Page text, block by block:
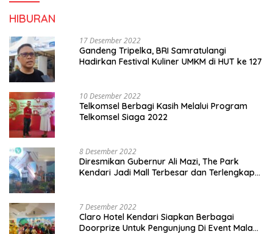
HIBURAN
17 Desember 2022
Gandeng Tripelka, BRI Samratulangi
Hadirkan Festival Kuliner UMKM di HUT ke 127
10 Desember 2022
Telkomsel Berbagi Kasih Melalui Program
Telkomsel Siaga 2022
8 Desember 2022
Diresmikan Gubernur Ali Mazi, The Park
Kendari Jadi Mall Terbesar dan Terlengkap
7 Desember 2022
Claro Hotel Kendari Siapkan Berbagai
Doorprize Untuk Pengunjung Di Event Malam